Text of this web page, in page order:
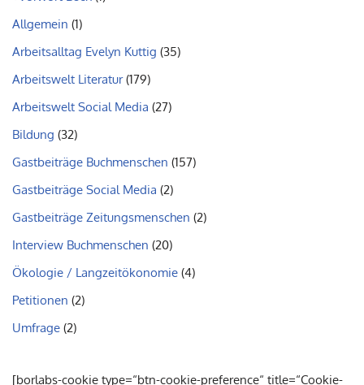
Allgemein (1)
Arbeitsalltag Evelyn Kuttig (35)
Arbeitswelt Literatur(179)
Arbeitswelt Social Media (27)
Bildung (32)
Gastbeiträge Buchmenschen (157)
Gastbeiträge Social Media (2)
Gastbeiträge Zeitungsmenschen (2)
Interview Buchmenschen (20)
Ökologie / Langzeitökonomie (4)
Petitionen (2)
Umfrage (2)
[borlabs-cookie type=“btn-cookie-preference“ title=“Cookie-